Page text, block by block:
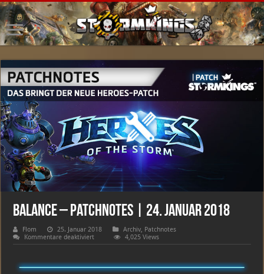
Balance – Patchnotes | 24. Januar 2018
Flom 25. Januar 2018 Archiv, Patchnotes
Kommentare deaktiviertfür
Balance
|
4,025 Views